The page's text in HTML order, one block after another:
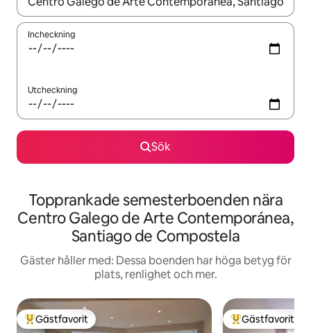
Incheckning
Utcheckning
Sök
Topprankade semesterboenden nära
Centro Galego de Arte Contemporánea,
Santiago de Compostela
Gäster håller med: Dessa boenden har höga betyg för
plats, renlighet och mer.
Populär gästfavorit
Gästfavorit Populär
Gästfavorit